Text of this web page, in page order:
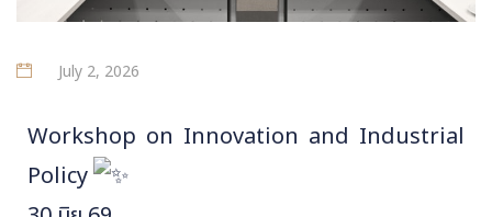
July 2, 2026
Workshop on Innovation and Industrial
Policy